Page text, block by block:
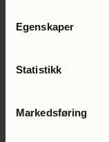
Egenskaper
Statistikk
Markedsføring
Hagrim Dahl